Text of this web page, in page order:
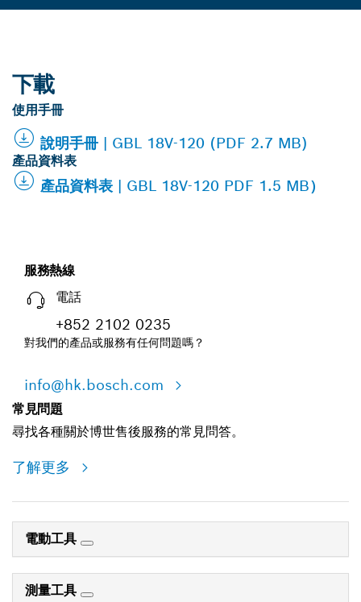
下載
使用手冊
說明手冊 | GBL 18V-120 (PDF 2.7 MB)
產品資料表
產品資料表 | GBL 18V-120 PDF 1.5 MB）
服務熱線
電話
+852 2102 0235
對我們的產品或服務有任何問題嗎？
info@hk.bosch.com
常見問題
尋找各種關於博世售後服務的常見問答。
了解更多
電動工具
測量工具